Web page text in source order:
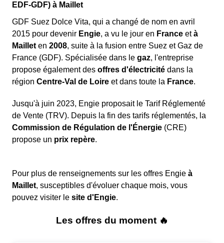
disponible
distance, déterminer la nature du problème, et organiser
une intervention de sécurité si besoin pour le logement
situé dans la région Centre.
Lors d'une intervention, il faudra attendre
l'arrivée d'un technicien Engie Centre. Pendant
ce temps, l'opérateur vous donnera des
instructions à suivre.
conseillé d'attendre environ vingt minutes
de contacter Enedis.
Les coupures d'électricité peuvent parfois être dues
à une
facture impayée auprès de votre
fournisseur
d'énergie après plusieurs rappels de paiement.
Dans ce cas, il est nécessaire de contacter
directement le service client de votre fournisseur
pour connaître les étapes à suivre.
trop grand nombre d'appareils branchés en même
temps ou une prise défectueuse.
EDF-GDF) à Maillet
GDF Suez Dolce Vita, qui a changé de nom en avril
2015 pour devenir Engie, a vu le jour en France età
Maillet en 2008, suite à la fusion entre Suez et Gaz de
France (GDF). Spécialisée dans le gaz, l'entreprise
propose également des offres d'électricité dans la
région Centre-Val de Loire et dans toute la France.
Jusqu'à juin 2023, Engie proposait le Tarif Réglementé
de Vente (TRV). Depuis la fin des tarifs réglementés, la
Commission de Régulation de l'Énergie (CRE)
propose un prix repère.
Pour plus de renseignements sur les offres Engie à
Maillet, susceptibles d'évoluer chaque mois, vous
pouvez visiter le site d'Engie.